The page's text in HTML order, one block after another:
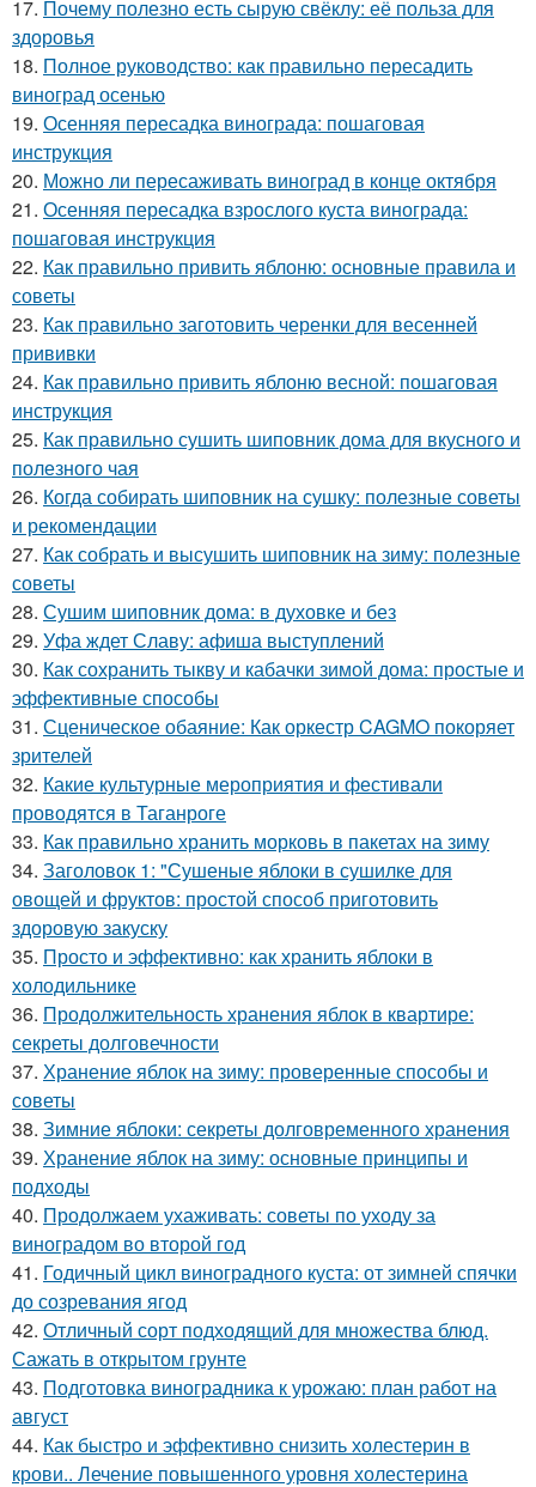
17. Почему полезно есть сырую свёклу: её польза для
здоровья
18. Полное руководство: как правильно пересадить
виноград осенью
19. Осенняя пересадка винограда: пошаговая
инструкция
20. Можно ли пересаживать виноград в конце октября
21. Осенняя пересадка взрослого куста винограда:
пошаговая инструкция
22. Как правильно привить яблоню: основные правила и
советы
23. Как правильно заготовить черенки для весенней
прививки
24. Как правильно привить яблоню весной: пошаговая
инструкция
25. Как правильно сушить шиповник дома для вкусного и
полезного чая
26. Когда собирать шиповник на сушку: полезные советы
и рекомендации
27. Как собрать и высушить шиповник на зиму: полезные
советы
28. Сушим шиповник дома: в духовке и без
29. Уфа ждет Славу: афиша выступлений
30. Как сохранить тыкву и кабачки зимой дома: простые и
эффективные способы
31. Сценическое обаяние: Как оркестр CAGMO покоряет
зрителей
32. Какие культурные мероприятия и фестивали
проводятся в Таганроге
33. Как правильно хранить морковь в пакетах на зиму
34. Заголовок 1: "Сушеные яблоки в сушилке для
овощей и фруктов: простой способ приготовить
здоровую закуску
35. Просто и эффективно: как хранить яблоки в
холодильнике
36. Продолжительность хранения яблок в квартире:
секреты долговечности
37. Хранение яблок на зиму: проверенные способы и
советы
38. Зимние яблоки: секреты долговременного хранения
39. Хранение яблок на зиму: основные принципы и
подходы
40. Продолжаем ухаживать: советы по уходу за
виноградом во второй год
41. Годичный цикл виноградного куста: от зимней спячки
до созревания ягод
42. Отличный сорт подходящий для множества блюд.
Сажать в открытом грунте
43. Подготовка виноградника к урожаю: план работ на
август
44. Как быстро и эффективно снизить холестерин в
крови.. Лечение повышенного уровня холестерина